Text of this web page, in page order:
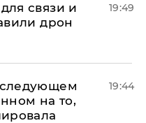
связи и
дрон
19:49
на то,
19:44